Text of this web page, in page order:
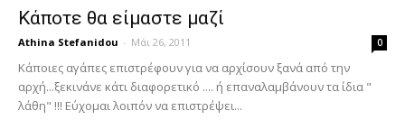
Κάποτε θα είμαστε μαζί
Athina Stefanidou - Μάι 26, 2011 0
Κάποιες αγάπες επιστρέφουν για να αρχίσουν ξανά από την
αρχή...ξεκινάνε κάτι διαφορετικό .... ή επαναλαμβάνουν τα ίδια "
λάθη" !!! Εύχομαι λοιπόν να επιστρέψει...